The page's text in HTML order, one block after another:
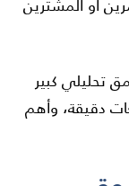
أو المشترين
تحليلي كبير
دقيقة، وأهم